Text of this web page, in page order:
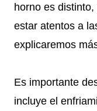
horno es
estar atentos a
explicaremos
Es importante
incluye el